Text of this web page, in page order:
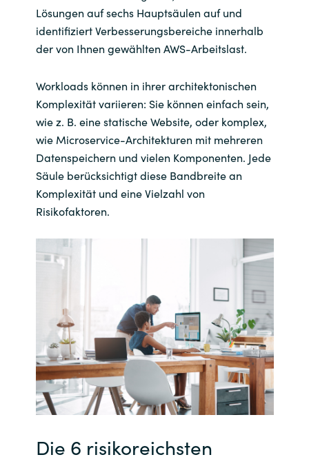
Lösungen auf sechs Hauptsäulen auf und
identifiziert Verbesserungsbereiche innerhalb
der von Ihnen gewählten AWS-Arbeitslast.
Workloads können in ihrer architektonischen
Komplexität variieren: Sie können einfach sein,
wie z. B. eine statische Website, oder komplex,
wie Microservice-Architekturen mit mehreren
Datenspeichern und vielen Komponenten. Jede
Säule berücksichtigt diese Bandbreite an
Komplexität und eine Vielzahl von
Risikofaktoren.
Die 6 risikoreichsten